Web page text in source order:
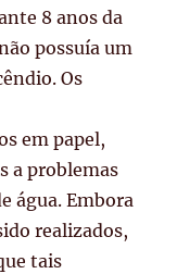
8 anos da
possuía um
Os
em papel,
a problemas
água. Embora
realizados,
tais